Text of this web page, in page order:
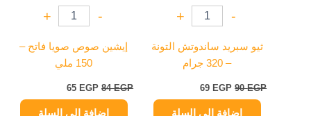
-
+
ثيو سبريد ساندوتش التونة
– 320 جرام
90EGP
69 EGP
إضافة إلى السلة
-
+
إيشين صوص صويا فاتح –
150 ملي
84EGP
65 EGP
إضافة إلى السلة